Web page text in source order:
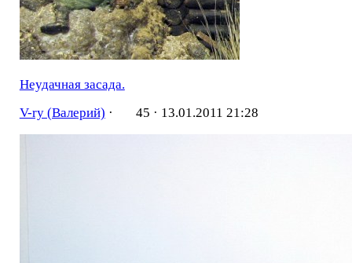
Неудачная засада.
V-ry (Валерий) · 45 · 13.01.2011 21:28